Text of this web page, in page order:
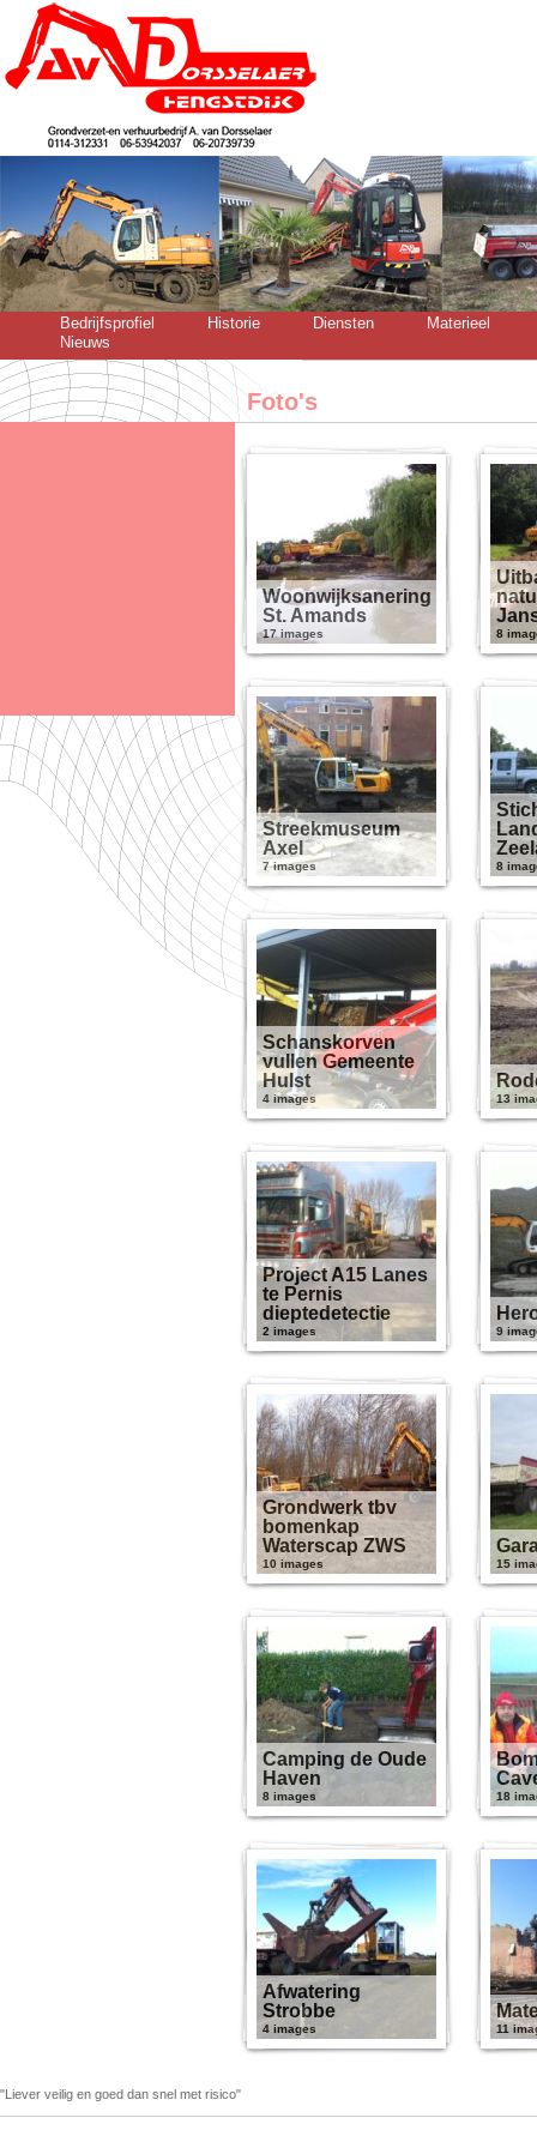
Bedrijfsprofiel Historie Diensten
Materieel
Nieuws
Foto's
Woonwijksanering
St. Amands
17 images 8
Streekmuseum
Axel
7 images 8
Schanskorven
vullen Gemeente
Hulst
4 images 13
Project A15 Lanes
te Pernis
dieptedetectie
2 images 9
Grondwerk tbv
bomenkap
Waterscap ZWS
10 images 15
Camping de Oude
Haven
8 images 18
Afwatering
Strobbe
4 images 11
"Liever veilig en goed dan snel met risico"